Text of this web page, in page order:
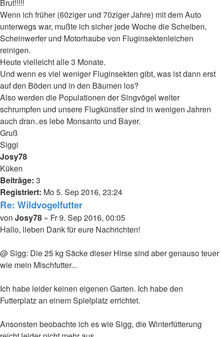
Brut!!!!!
Wenn ich früher (60ziger und 70ziger Jahre) mit dem Auto
unterwegs war, mußte ich sicher jede Woche die Scheiben,
Scheinwerfer und Motorhaube von Fluginsektenleichen
reinigen.
Heute vielleicht alle 3 Monate.
Und wenn es viel weniger Fluginsekten gibt, was ist dann erst
auf den Böden und in den Bäumen los?
Also werden die Populationen der Singvögel weiter
schrumpfen und unsere Flugkünstler sind in wenigen Jahren
auch dran..es lebe Monsanto und Bayer.
Gruß
Siggi
Nach
oben
Josy78
Küken
Beiträge: 3
Registriert: Mo 5. Sep 2016, 23:24
Re: Wildvogelfutter
Beitrag
von Josy78 » Fr 9. Sep 2016, 00:05
Hallo, lieben Dank für eure Nachrichten!
@ Sigg: Die 25 kg Säcke dieser Hirse sind aber genauso teuer
wie mein Mischfutter...
Ich habe leider keinen eigenen Garten. Ich habe den
Futterplatz an einem Spielplatz errichtet.
Ansonsten beobachte ich es wie Sigg, die Winterfütterung